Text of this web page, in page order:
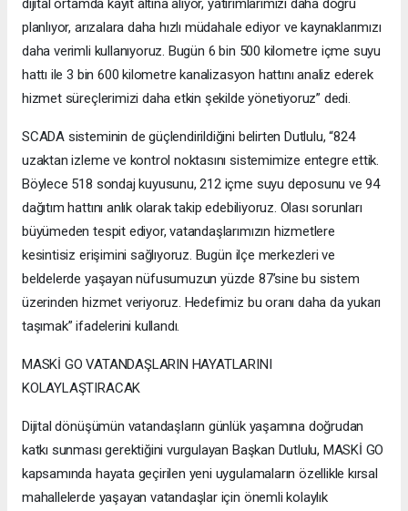
dijital ortamda kayıt altına alıyor, yatırımlarımızı daha doğru
planlıyor, arızalara daha hızlı müdahale ediyor ve kaynaklarımızı
daha verimli kullanıyoruz. Bugün 6 bin 500 kilometre içme suyu
hattı ile 3 bin 600 kilometre kanalizasyon hattını analiz ederek
hizmet süreçlerimizi daha etkin şekilde yönetiyoruz” dedi.
SCADA sisteminin de güçlendirildiğini belirten Dutlulu, “824
uzaktan izleme ve kontrol noktasını sistemimize entegre ettik.
Böylece 518 sondaj kuyusunu, 212 içme suyu deposunu ve 94
dağıtım hattını anlık olarak takip edebiliyoruz. Olası sorunları
büyümeden tespit ediyor, vatandaşlarımızın hizmetlere
kesintisiz erişimini sağlıyoruz. Bugün ilçe merkezleri ve
beldelerde yaşayan nüfusumuzun yüzde 87’sine bu sistem
üzerinden hizmet veriyoruz. Hedefimiz bu oranı daha da yukarı
taşımak” ifadelerini kullandı.
MASKİ GO VATANDAŞLARIN HAYATLARINI
KOLAYLAŞTIRACAK
Dijital dönüşümün vatandaşların günlük yaşamına doğrudan
katkı sunması gerektiğini vurgulayan Başkan Dutlulu, MASKİ GO
kapsamında hayata geçirilen yeni uygulamaların özellikle kırsal
mahallelerde yaşayan vatandaşlar için önemli kolaylık